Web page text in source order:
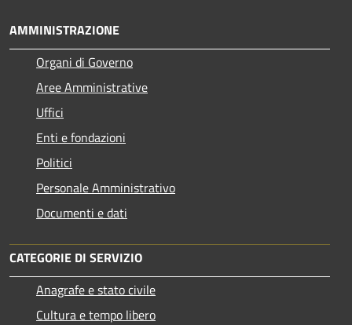
AMMINISTRAZIONE
Organi di Governo
Aree Amministrative
Uffici
Enti e fondazioni
Politici
Personale Amministrativo
Documenti e dati
CATEGORIE DI SERVIZIO
Anagrafe e stato civile
Cultura e tempo libero